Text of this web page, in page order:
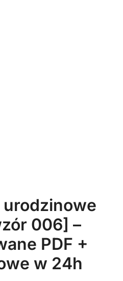
006] –
PDF +
w 24h